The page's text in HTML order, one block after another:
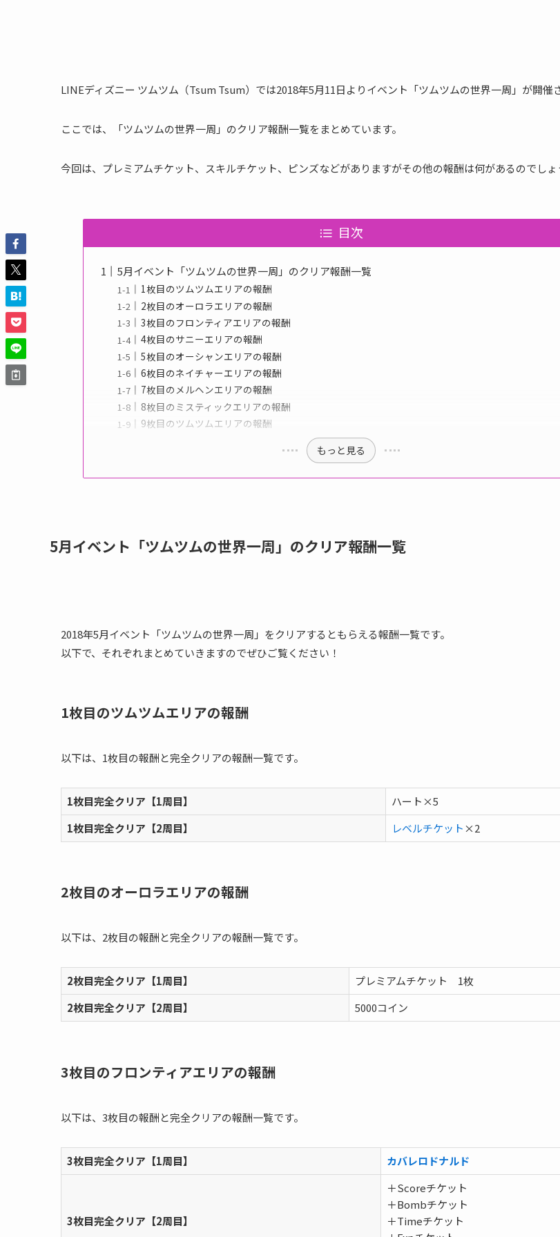
LINEディズニー ツムツム（Tsum Tsum）では2018年5月11日よりイベント「ツムツムの世界一周」が開催
ここでは、「ツムツムの世界一周」のクリア報酬一覧をまとめています。
今回は、プレミアムチケット、スキルチケット、ピンズなどがありますがその他の報酬は何があるのでしょ
目次
5月イベント「ツムツムの世界一周」のクリア報酬一覧
1枚目のツムツムエリアの報酬
2枚目のオーロラエリアの報酬
3枚目のフロンティアエリアの報酬
4枚目のサニーエリアの報酬
5枚目のオーシャンエリアの報酬
6枚目のネイチャーエリアの報酬
7枚目のメルヘンエリアの報酬
8枚目のミスティックエリアの報酬
9枚目のツムツムエリアの報酬
もっと見る
5月イベント「ツムツムの世界一周」のクリア報酬一覧
2018年5月イベント「ツムツムの世界一周」をクリアするともらえる報酬一覧です。
以下で、それぞれまとめていきますのでぜひご覧ください！
1枚目のツムツムエリアの報酬
以下は、1枚目の報酬と完全クリアの報酬一覧です。
1枚目完全クリア【1周目】
ハート×5
1枚目完全クリア【2周目】
レベルチケット ×2
2枚目のオーロラエリアの報酬
以下は、2枚目の報酬と完全クリアの報酬一覧です。
2枚目完全クリア【1周目】
プレミアムチケット 1枚
2枚目完全クリア【2周目】
5000コイン
3枚目のフロンティアエリアの報酬
以下は、3枚目の報酬と完全クリアの報酬一覧です。
3枚目完全クリア【1周目】 カバレロドナルド
3枚目完全クリア【2周目】
＋Scoreチケット
＋Bombチケット
＋Timeチケット